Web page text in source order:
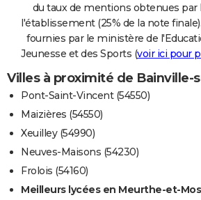
du taux de mentions obtenues par
l'établissement (25% de la note
fournies par le ministère de
Jeunesse et des Sports (voir ici pour
Villes à proximité de Bainville-
Pont-Saint-Vincent (54550)
Maizières (54550)
Xeuilley (54990)
Neuves-Maisons (54230)
Frolois (54160)
Meilleurs lycées en Meurthe-et-